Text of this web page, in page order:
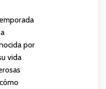
por
vida